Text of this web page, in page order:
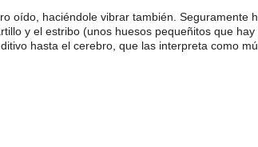
oído, haciéndole vibrar también. Seguramente
y el estribo (unos huesos pequeñitos que
hasta el cerebro, que las interpreta como